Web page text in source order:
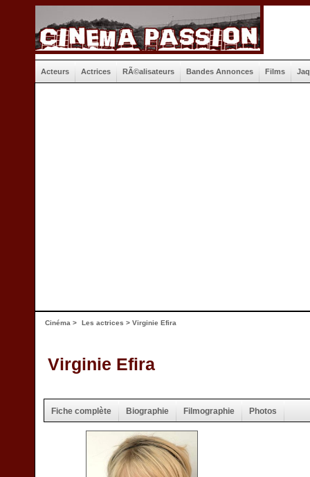
Acteurs Actrices RÃ©alisateurs Bandes Annonces Films
Cinéma > Les actrices > Virginie Efira
Virginie Efira
Fiche complète Biographie Filmographie Photos